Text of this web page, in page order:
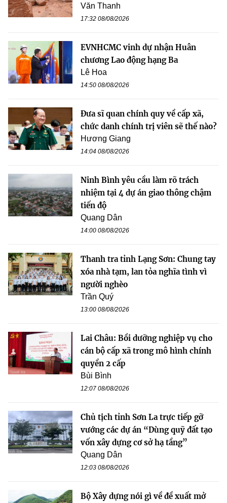
Văn Thanh
17:32 08/08/2026
EVNHCMC vinh dự nhận Huân
chương Lao động hạng Ba
Lê Hoa
14:50 08/08/2026
Đưa sĩ quan chính quy về cấp xã,
chức danh chính trị viên sẽ thế nào?
Hương Giang
14:04 08/08/2026
Ninh Bình yêu cầu làm rõ trách
nhiệm tại 4 dự án giao thông chậm
tiến độ
Quang Dân
14:00 08/08/2026
Thanh tra tỉnh Lạng Sơn: Chung tay
xóa nhà tạm, lan tỏa nghĩa tình vì
người nghèo
Trần Quý
13:00 08/08/2026
Lai Châu: Bồi dưỡng nghiệp vụ cho
cán bộ cấp xã trong mô hình chính
quyền 2 cấp
Bùi Bình
12:07 08/08/2026
Chủ tịch tỉnh Sơn La trực tiếp gỡ
vướng các dự án “Dùng quỹ đất tạo
vốn xây dựng cơ sở hạ tầng”
Quang Dân
12:03 08/08/2026
Bộ Xây dựng nói gì về đề xuất mở